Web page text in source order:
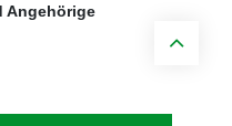
Angehörige